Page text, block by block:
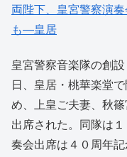
両陛下、皇宮警察演
も―皇居
皇宮警察音楽隊の創
日、皇居・桃華楽堂
め、上皇ご夫妻、秋
出席された。同隊は
奏会出席は４０周年